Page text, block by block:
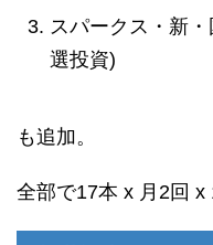
スパークス・新
選投資)
も追加。
全部で17本 x 月2回 x